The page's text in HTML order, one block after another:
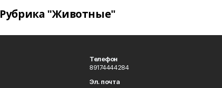
Рубрика "Животные"
Телефон
89174444284
Эл. почта